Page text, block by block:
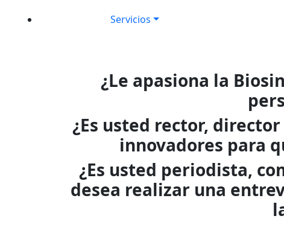
Servicios
¿Le apasiona la
¿Es usted rector,
innovadores para
¿Es usted periodista,
desea realizar una